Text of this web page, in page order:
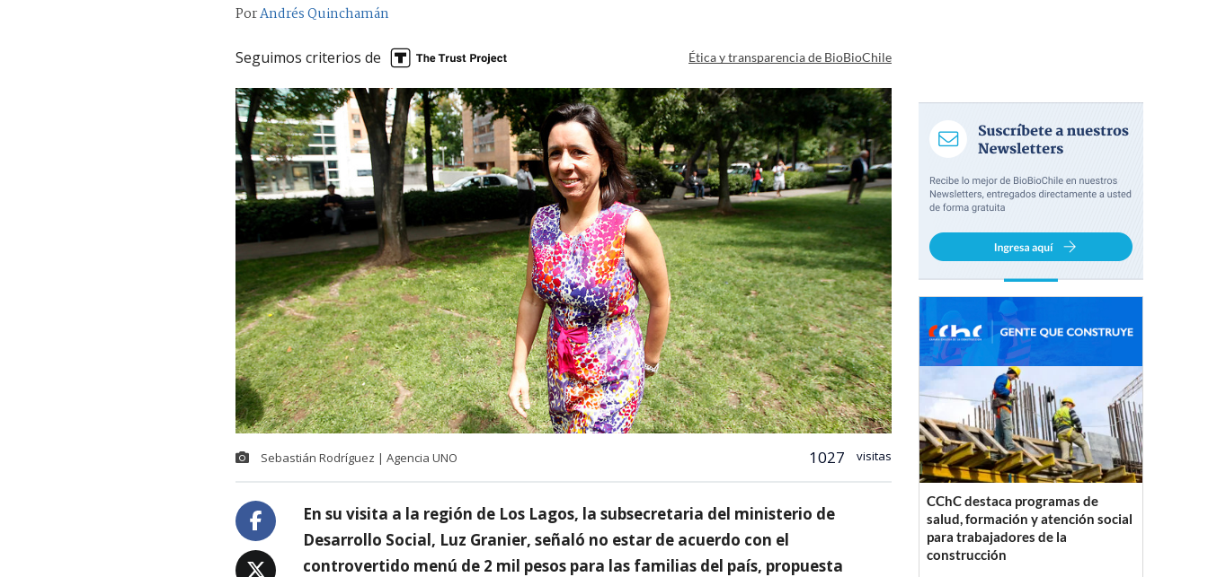
PorAndrés Quinchamán
Seguimos criterios de Ética y transparencia de BioBioChile
Sebastián Rodríguez | Agencia UNO 1027 visitas
En su visita a la región de Los Lagos, la subsecretaria del ministerio de
Desarrollo Social, Luz Granier, señaló no estar de acuerdo con el
controvertido menú de 2 mil pesos para las familias del país, propuesta
CChC destaca programas de
salud, formación y atención social
para trabajadores de la
construcción